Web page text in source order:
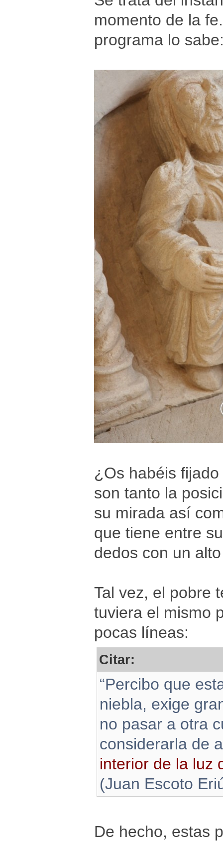
momento de la
programa lo
¿Os habéis
son tanto la
su mirada así
que tiene entre
dedos con un
Tal vez, el pobre
tuviera el mismo
pocas líneas:
Citar:
“Percibo que
niebla, exige
no pasar a otra
considerarla de
interior de la luz
(Juan Escoto
De hecho, estas